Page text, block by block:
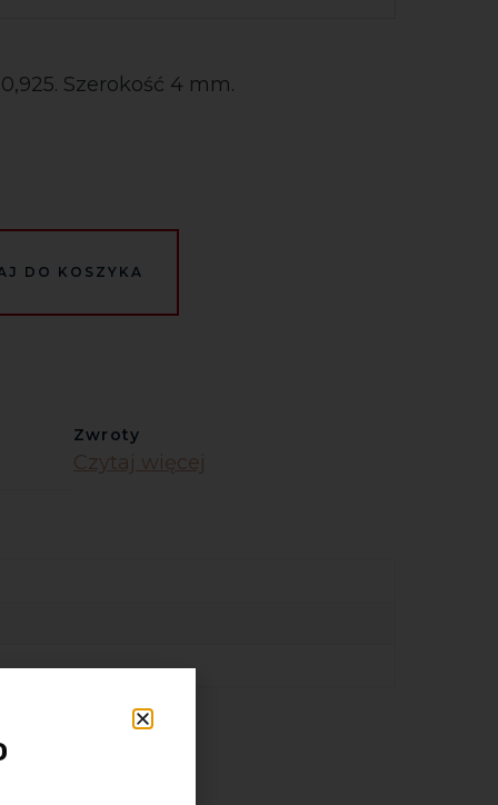
Szerokość 4 mm.
DO KOSZYKA
Zwroty
Czytaj więcej